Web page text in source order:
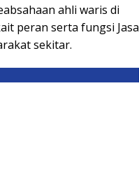
ahli waris di
peran serta fungsi Jasa
sekitar.